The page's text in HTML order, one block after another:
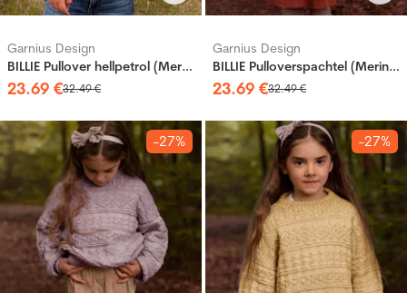
Garnius Design
BILLIE Pullover hellpetrol (Merinor)
23.69 €32.49€
Garnius Design
BILLIE Pulloverspachtel (Merinor)
23.69 €32.49€
-27% -27%